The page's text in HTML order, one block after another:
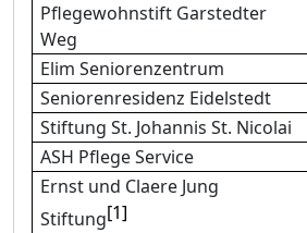
Pflegewohnstift Garstedter
Weg
Elim Seniorenzentrum
Seniorenresidenz Eidelstedt
Stiftung St. Johannis St. Nicolai
ASH Pflege Service
Ernst und Claere Jung
Stiftung[1]